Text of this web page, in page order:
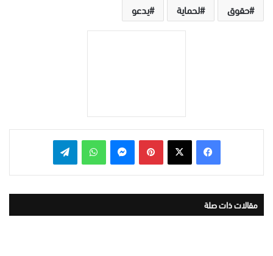
حقوق
لحماية يدعو
بينتيريست واتساب
مقالات ذات صلة